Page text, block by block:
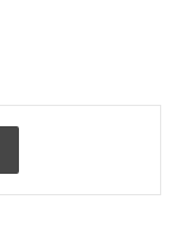
Imprimer